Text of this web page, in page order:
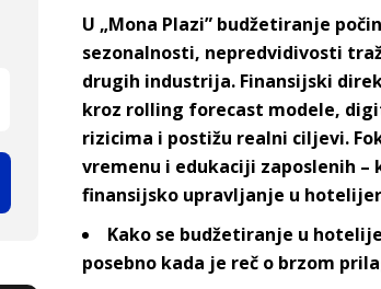
U „Mona Plazi” budžetiranje
sezonalnosti, nepredvidivosti
drugih industrija. Finansijski
kroz rolling forecast modele,
rizicima i postižu realni ciljevi.
vremenu i edukaciji zaposlenih
finansijsko upravljanje u
Kako se budžetiranje u
posebno kada je reč o brzom